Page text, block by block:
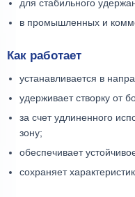
для стабильного
в промышленных и
Как работает
устанавливается в
удерживает створку от
за счет удлиненного
зону;
обеспечивает
сохраняет